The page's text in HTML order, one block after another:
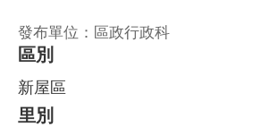
發布單位：區政行政科
區別
新屋區
里別